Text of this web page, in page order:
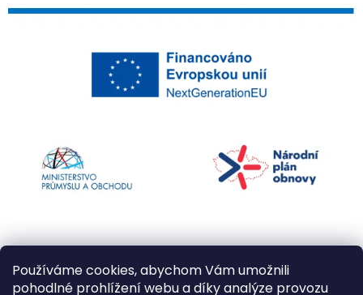
Používáme cookies, abychom Vám umožnili
pohodlné prohlížení webu a díky analýze provozu